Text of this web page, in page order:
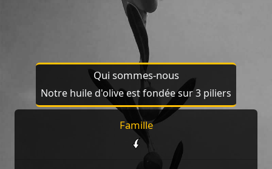
Qui sommes-nous
Notre huile d'olive est fondée sur 3 piliers
Famille